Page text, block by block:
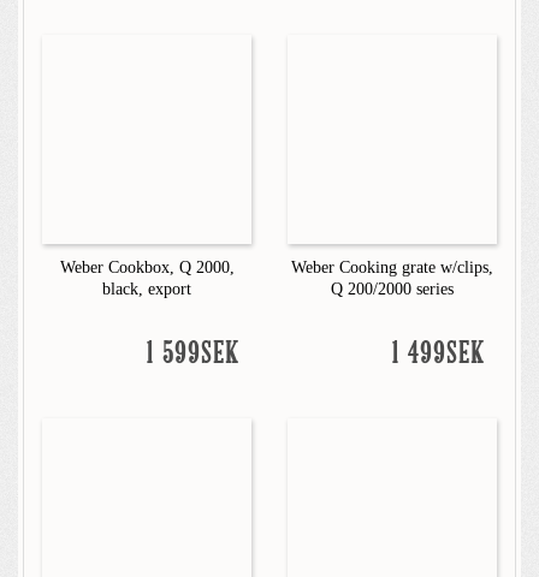
Weber Cookbox, Q 2000,
black, export
1 599SEK
Weber Cooking grate w/clips,
Q 200/2000 series
1 499SEK